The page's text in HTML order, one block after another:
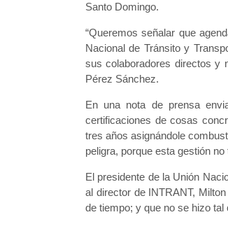
Santo Domingo.
“Queremos señalar que
Nacional de Tránsito y
sus colaboradores directos y
Pérez Sánchez.
En una nota de prensa
certificaciones de cosas
tres años asignándole
peligra, porque esta gestión
El presidente de la Unión
al director de INTRANT,
de tiempo; y que no se hizo tal